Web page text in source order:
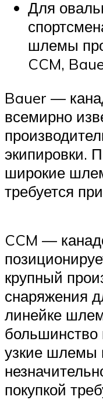
Для
шлемы
CCM,
Bauer —
всемирно
экипировки.
широкие
требуется
CCM —
крупный
снаряжения
линейке
большинство
узкие шлемы
покупкой